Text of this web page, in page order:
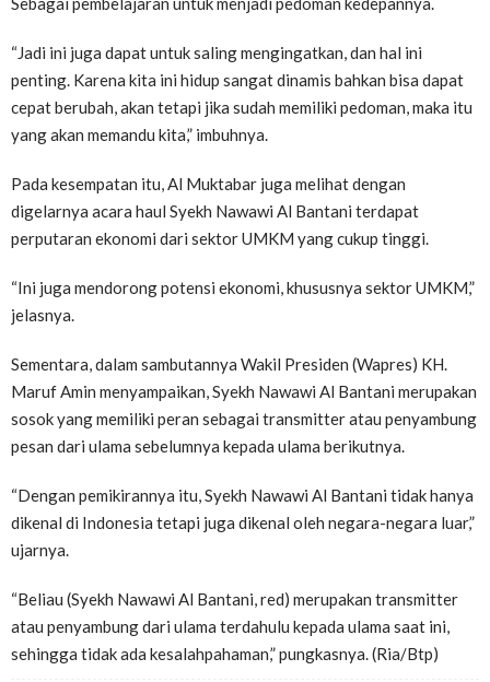
“Jadi ini juga dapat untuk saling mengingatkan, dan hal ini
penting. Karena kita ini hidup sangat dinamis bahkan bisa dapat
cepat berubah, akan tetapi jika sudah memiliki pedoman, maka itu
yang akan memandu kita,” imbuhnya.
Pada kesempatan itu, Al Muktabar juga melihat dengan
digelarnya acara haul Syekh Nawawi Al Bantani terdapat
perputaran ekonomi dari sektor UMKM yang cukup tinggi.
“Ini juga mendorong potensi ekonomi, khususnya sektor UMKM,”
jelasnya.
Sementara, dalam sambutannya Wakil Presiden (Wapres) KH.
Maruf Amin menyampaikan, Syekh Nawawi Al Bantani merupakan
sosok yang memiliki peran sebagai transmitter atau penyambung
pesan dari ulama sebelumnya kepada ulama berikutnya.
“Dengan pemikirannya itu, Syekh Nawawi Al Bantani tidak hanya
dikenal di Indonesia tetapi juga dikenal oleh negara-negara luar,”
ujarnya.
“Beliau (Syekh Nawawi Al Bantani, red) merupakan transmitter
atau penyambung dari ulama terdahulu kepada ulama saat ini,
sehingga tidak ada kesalahpahaman,” pungkasnya. (Ria/Btp)